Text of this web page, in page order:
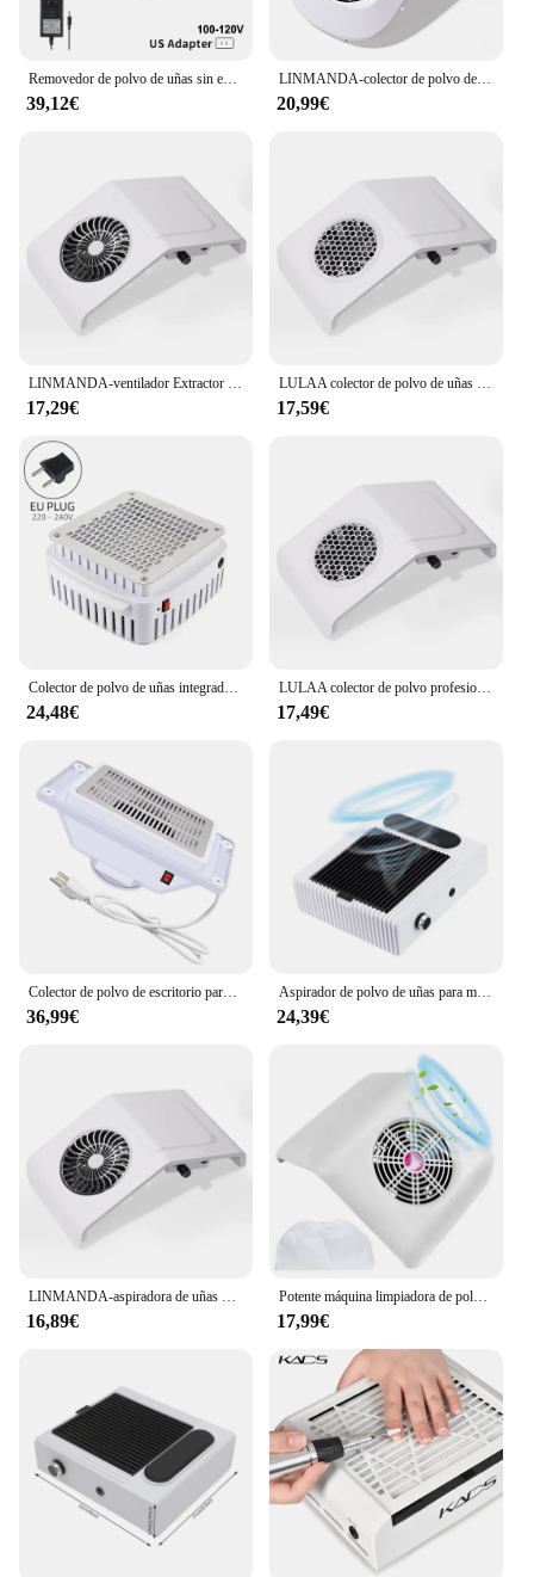
Removedor de polvo de uñas sin escobillas de turbina, aspirador de uñas de 120W de succión fuerte para manicura con filtro extraíble, velocidad ajustable
39,12€
LINMANDA-colector de polvo de uñas ajustable, ventilador de succión, 1 bolsa de recolección de polvo, potente aspiradora de uñas, máquina, herramientas de manicura
20,99€
LINMANDA-ventilador Extractor de uñas, aspiradora de manicura, Extractor de polvo de uñas, succión ajustable, filtro de eliminación, ventilador Extractor de uñas, arte de uñas
17,29€
LULAA colector de polvo de uñas de forma Irregular para manicura, ventilador Extractor de partículas grandes y absorción de polvo, sin polvo volador
17,59€
Colector de polvo de uñas integrado profesional, aspirador de uñas de escritorio, manicura de Gel, ventilador de escape con filtro
24,48€
LULAA colector de polvo profesional para uñas, ventilador Extractor de manicura, partículas grandes y absorción de polvo, sin polvo para uñas voladoras
17,49€
Colector de polvo de escritorio para uñas, potente ventilador de vacío para uñas, lima de pulido, máquina cortadora de uñas para salón de uñas y hogar
36,99€
Aspirador de polvo de uñas para manicura, potente aspirador de 80W con ventilador de ajuste, equipo de salón de manicura
24,39€
LINMANDA-aspiradora de uñas Rregular, Extractor de polvo de alta potencia para uñas, colector de polvo de uñas de bajo ruido, removedor de manicura absorbente
16,89€
Potente máquina limpiadora de polvo con ventilador recolector de polvo para uñas con herramientas, bolsa recolectora de polvo para equipo de salón de manicura
17,99€